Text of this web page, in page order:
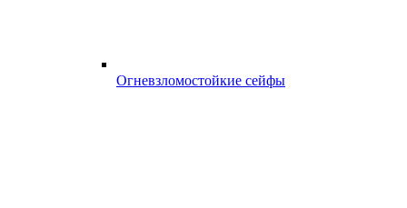
Огневзломостойкие сейфы